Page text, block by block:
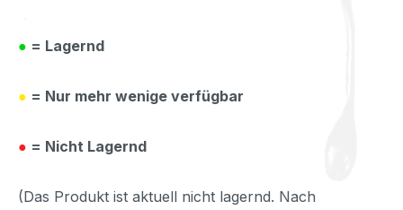
● = Lagernd
● = Nur mehr wenige verfügbar
● = Nicht Lagernd
(Das Produkt ist aktuell nicht lagernd. Nach